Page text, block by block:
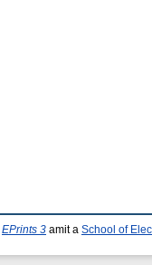
EPrints 3 amit a School of